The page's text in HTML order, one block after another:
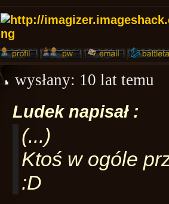
wysłany: 10 lat temu
Ludek napisał :
(...)
Ktoś w ogóle
:D